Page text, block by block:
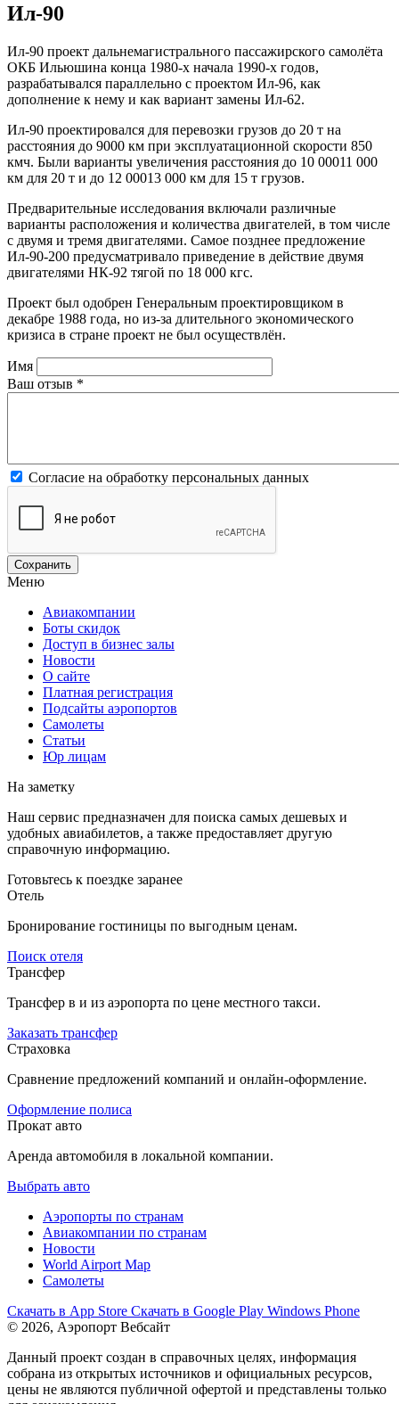
Ил-90
Ил-90 проект дальнемагистрального пассажирского самолёта
ОКБ Ильюшина конца 1980-х начала 1990-х годов,
разрабатывался параллельно с проектом Ил-96, как
дополнение к нему и как вариант замены Ил-62.
Ил-90 проектировался для перевозки грузов до 20 т на
расстояния до 9000 км при эксплуатационной скорости 850
кмч. Были варианты увеличения расстояния до 10 00011 000
км для 20 т и до 12 00013 000 км для 15 т грузов.
Предварительные исследования включали различные
варианты расположения и количества двигателей, в том числе
с двумя и тремя двигателями. Самое позднее предложение
Ил-90-200 предусматривало приведение в действие двумя
двигателями НК-92 тягой по 18 000 кгс.
Проект был одобрен Генеральным проектировщиком в
декабре 1988 года, но из-за длительного экономического
кризиса в стране проект не был осуществлён.
Имя
Ваш отзыв *
Согласие на обработку персональных данных
Меню
Авиакомпании
Боты скидок
Доступ в бизнес залы
Новости
О сайте
Платная регистрация
Подсайты аэропортов
Самолеты
Статьи
Юр лицам
На заметку
Наш сервис предназначен для поиска самых дешевых и
удобных авиабилетов, а также предоставляет другую
справочную информацию.
Готовьтесь к поездке заранее
Отель
Бронирование гостиницы по выгодным ценам.
Поиск отеля
Трансфер
Трансфер в и из аэропорта по цене местного такси.
Заказать трансфер
Страховка
Сравнение предложений компаний и онлайн-оформление.
Оформление полиса
Прокат авто
Аренда автомобиля в локальной компании.
Выбрать авто
Аэропорты по странам
Авиакомпании по странам
Новости
World Airport Map
Самолеты
Скачать в App Store Скачать в Google Play Windows Phone
© 2026, Аэропорт Вебсайт
Данный проект создан в справочных целях, информация
собрана из открытых источников и официальных ресурсов,
цены не являются публичной офертой и представлены только